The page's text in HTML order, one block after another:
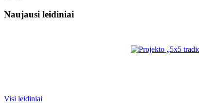
Naujausi leidiniai
Visi leidiniai